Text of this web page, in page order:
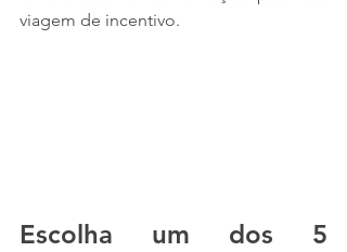
viagem de incentivo.
Escolha um dos 5